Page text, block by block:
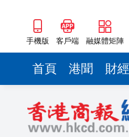
手機版 客戶端 融媒體矩陣
首頁 港聞 財經